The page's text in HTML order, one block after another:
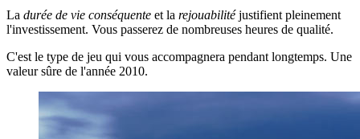
La durée de vie conséquente et la rejouabilitéjustifient pleinement
l'investissement. Vous passerez de nombreuses heures de qualité.
C'est le type de jeu qui vous accompagnera pendant longtemps. Une
valeur sûre de l'année 2010.